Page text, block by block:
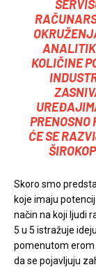
KOLIČINE
ĆE SE
Skoro smo
koje imaju
način na koji ljudi
5 u 5 istražuje
pomenutom erom
da se pojavljuju